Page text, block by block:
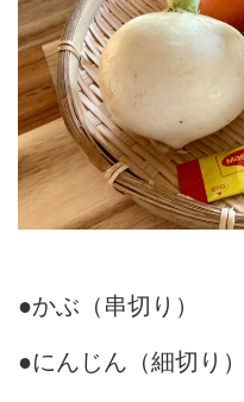
●かぶ（串切り）
●にんじん（細切り）